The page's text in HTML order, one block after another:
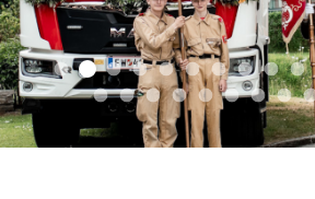
Aktuell 046
Aktuell 047
Start 011
Aktuell 044
Aktuell 043
Aktuell 041
Aktuell 042
Aktuell
Aktuell 024
Aktuell 019
Auto 010Start 010Start 002
Auto 002
Auto